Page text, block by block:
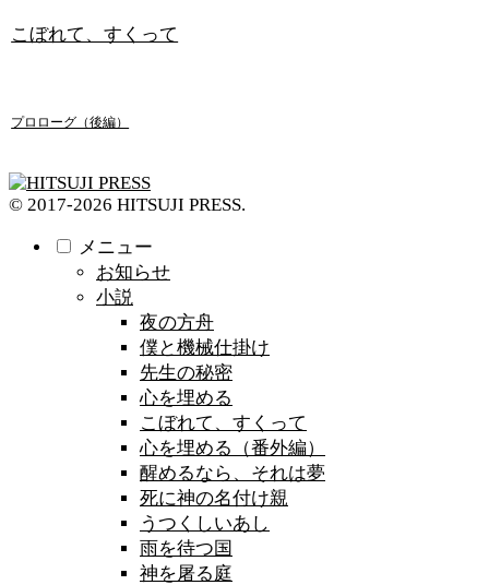
こぼれて、すくって
プロローグ（後編）
© 2017-2026 HITSUJI PRESS.
メニュー
お知らせ
小説
夜の方舟
僕と機械仕掛け
先生の秘密
心を埋める
こぼれて、すくって
心を埋める（番外編）
醒めるなら、それは夢
死に神の名付け親
うつくしいあし
雨を待つ国
神を屠る庭